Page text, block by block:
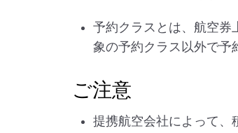
予約クラスとは、航空券
象の予約クラス以外で予
ご注意
提携航空会社によって、